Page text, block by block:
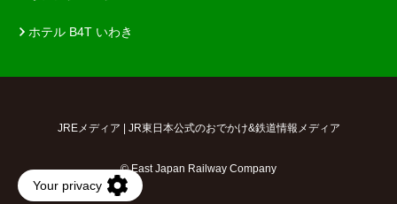
ホテル B4T いわき
JREメディア | JR東日本公式のおでかけ&鉄道情報メディア
© East Japan Railway Company